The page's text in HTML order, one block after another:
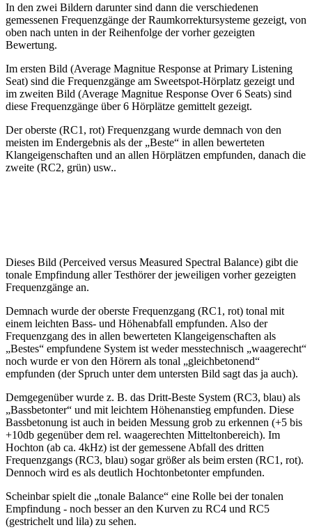
In den zwei Bildern darunter sind dann die verschiedenen
gemessenen Frequenzgänge der Raumkorrektursysteme gezeigt, von
oben nach unten in der Reihenfolge der vorher gezeigten
Bewertung.
Im ersten Bild (Average Magnitue Response at Primary Listening
Seat) sind die Frequenzgänge am Sweetspot-Hörplatz gezeigt und
im zweiten Bild (Average Magnitue Response Over 6 Seats) sind
diese Frequenzgänge über 6 Hörplätze gemittelt gezeigt.
Der oberste (RC1, rot) Frequenzgang wurde demnach von den
meisten im Endergebnis als der „Beste“ in allen bewerteten
Klangeigenschaften und an allen Hörplätzen empfunden, danach die
zweite (RC2, grün) usw..
Dieses Bild (Perceived versus Measured Spectral Balance) gibt die
tonale Empfindung aller Testhörer der jeweiligen vorher gezeigten
Frequenzgänge an.
Demnach wurde der oberste Frequenzgang (RC1, rot) tonal mit
einem leichten Bass- und Höhenabfall empfunden. Also der
Frequenzgang des in allen bewerteten Klangeigenschaften als
„Bestes“ empfundene System ist weder messtechnisch „waagerecht“
noch wurde er von den Hörern als tonal „gleichbetonend“
empfunden (der Spruch unter dem untersten Bild sagt das ja auch).
Demgegenüber wurde z. B. das Dritt-Beste System (RC3, blau) als
„Bassbetonter“ und mit leichtem Höhenanstieg empfunden. Diese
Bassbetonung ist auch in beiden Messung grob zu erkennen (+5 bis
+10db gegenüber dem rel. waagerechten Mitteltonbereich). Im
Hochton (ab ca. 4kHz) ist der gemessene Abfall des dritten
Frequenzgangs (RC3, blau) sogar größer als beim ersten (RC1, rot).
Dennoch wird es als deutlich Hochtonbetonter empfunden.
Scheinbar spielt die „tonale Balance“ eine Rolle bei der tonalen
Empfindung - noch besser an den Kurven zu RC4 und RC5
(gestrichelt und lila) zu sehen.